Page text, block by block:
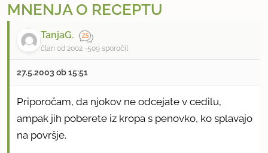
MNENJA O RECEPTU
TanjaG.
član od 2002 509 sporočil
27.5.2003 ob 15:51
Priporočam, da njokov ne odcejate v cedilu,
ampak jih poberete iz kropa s penovko, ko splavajo
na površje.